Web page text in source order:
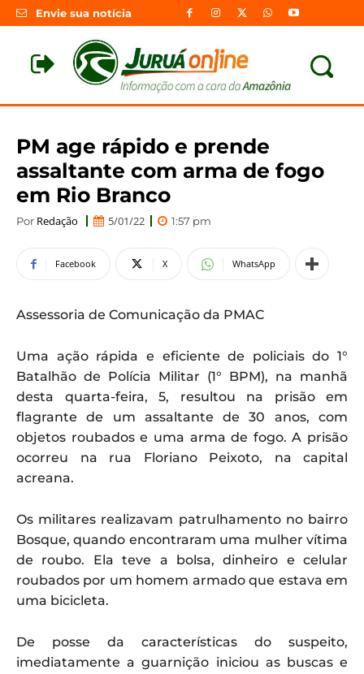
Envie sua notícia
PM age rápido e prende
assaltante com arma de fogo
em Rio Branco
Por Redação 5/01/22 1:57 pm
Facebook X WhatsApp
Assessoria de Comunicação da PMAC
Uma ação rápida e eficiente de policiais do 1°
Batalhão de Polícia Militar (1° BPM), na manhã
desta quarta-feira, 5, resultou na prisão em
flagrante de um assaltante de 30 anos, com
objetos roubados e uma arma de fogo. A prisão
ocorreu na rua Floriano Peixoto, na capital
acreana.
Os militares realizavam patrulhamento no bairro
Bosque, quando encontraram uma mulher vítima
de roubo. Ela teve a bolsa, dinheiro e celular
roubados por um homem armado que estava em
uma bicicleta.
De posse da características do suspeito,
imediatamente a guarnição iniciou as buscas e